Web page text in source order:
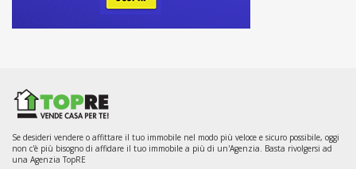
Se desideri vendere o affittare il tuo immobile nel modo più veloce e sicuro possibile, oggi
non c'è più bisogno di affidare il tuo immobile a più di un'Agenzia. Basta rivolgersi ad
una Agenzia TopRE